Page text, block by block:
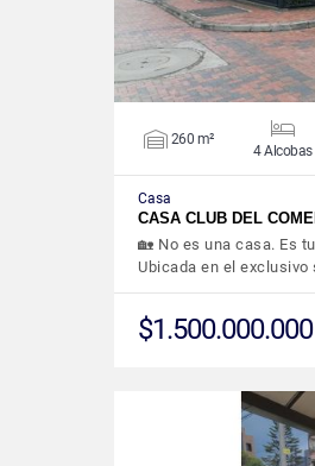
260 m²
4 Alcobas
Casa
CASA CLUB DEL
🏡 No es una casa. Es
Ubicada en el
$1.500.000.000